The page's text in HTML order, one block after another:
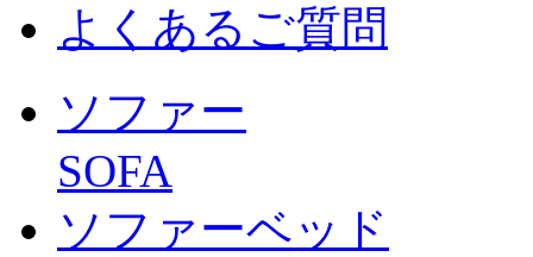
よくあるご質問
ソファー
SOFA
ソファーベッド